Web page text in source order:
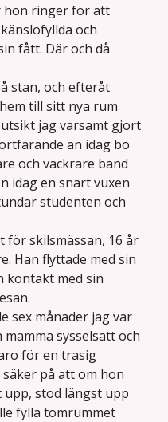
hon ringer för att
och
fått. Där och då
stan, och efteråt
till sitt nya rum
jag varsamt gjort
än idag bo
och vackrare band
idag en snart vuxen
studenten och
för skilsmässan, 16 år
Han flyttade med sin
kontakt med sin
sex månader jag var
sysselsatt och
för en trasig
säker på att om hon
upp, stod längst upp
fylla tomrummet